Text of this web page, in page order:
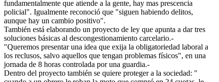
fundamentalmente que atiende a la gente, hay mas prescencia
policial". Igualmente reconoció que "siguen habiendo delitos,
aunque hay un cambio positivo".
También está elaborando un proyecto de ley que apunta a dar tres
soluciones básicas al descongestionamiento carcelario.-
"Queremos presentar una idea que exija la obligatoriedad laboral a
los reclusos, salvo aquellos que tengan problemas físicos", en una
jornada de 8 horas controlada por una guardia.-
Dentro del proyecto también se quiere proteger a la sociedad: "